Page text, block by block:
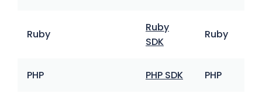
Ruby
Ruby
SDK
Ruby
PHP PHP SDK PHP